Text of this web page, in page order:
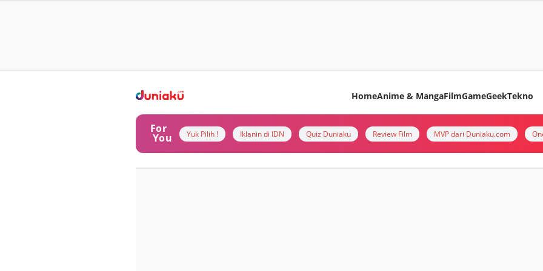
HomeAnime & MangaFilmGameGeekTekno
For
You Yuk Pilih ! Iklanin di IDN Quiz Duniaku Review Film MVP dari Duniaku.com